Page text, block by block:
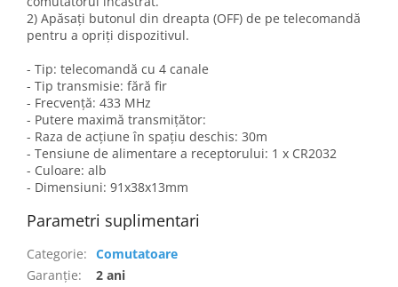
2) Apăsați butonul din dreapta (OFF) de pe telecomandă
pentru a opriți dispozitivul.
- Tip: telecomandă cu 4 canale
- Tip transmisie: fără fir
- Frecvență: 433 MHz
- Putere maximă transmițător:
- Raza de acțiune în spațiu deschis: 30m
- Tensiune de alimentare a receptorului: 1 x CR2032
- Culoare: alb
- Dimensiuni: 91x38x13mm
Parametri suplimentari
Categorie: Comutatoare
Garanţie:
2 ani